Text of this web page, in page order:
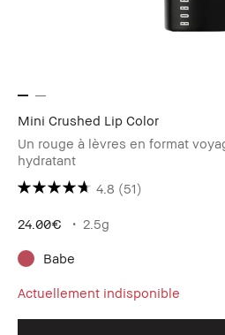
Mini Crushed Lip Color
Un rouge à lèvres en format
hydratant
4.8 (51)
24.00€ 2.5g
Babe
Actuellement indisponible